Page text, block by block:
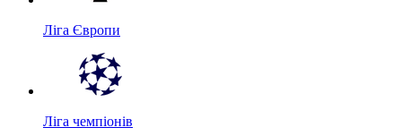
Ліга Європи
Ліга чемпіонів